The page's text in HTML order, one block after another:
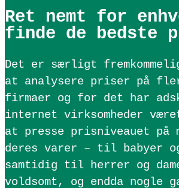
Ret nemt for
finde de bedste
Det er særligt
at analysere priser på
firmaer og for det har
internet virksomheder
at presse prisniveauet på
deres varer – til babyer
samtidig til herrer og
voldsomt, og endda nogle